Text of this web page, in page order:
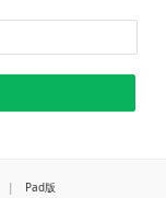
| Pad版